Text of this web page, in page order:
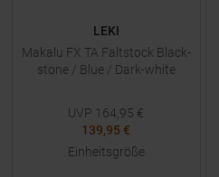
LEKI
Makalu FX TA Faltstock Black-
stone / Blue / Dark-white
UVP 164,95 €
139,95 €
Einheitsgröße